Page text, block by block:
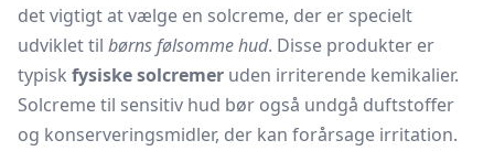
det vigtigt at vælge en solcreme, der er specielt
udviklet til børns følsomme hud. Disse produkter er
typisk fysiske solcremer uden irriterende kemikalier.
Solcreme til sensitiv hud bør også undgå duftstoffer
og konserveringsmidler, der kan forårsage irritation.